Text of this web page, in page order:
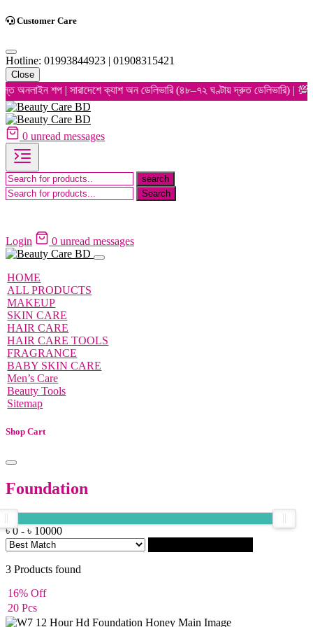
Customer Care
Hotline: 01993844923 | 01908315421
Close
শপ | সারাদেশে ক্যাশ অন ডেলিভারি (৪৮–৭২ ঘণ্টায় দ্রুত ডেলিভারি) | 💯
0 unread messages
Login 0 unread messages
HOME
ALL PRODUCTS
MAKEUP
SKIN CARE
HAIR CARE
HAIR CARE TOOLS
FRAGRANCE
BABY SKIN CARE
Men’s Care
Beauty Tools
Sitemap
Shop Cart
Foundation
৳0 - ৳ 10000
3 Products found
16% Off
20 Pcs